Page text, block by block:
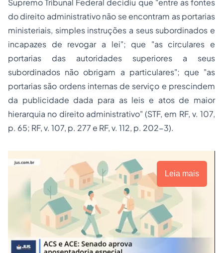
Supremo Tribunal Federal decidiu que "entre as fontes
do direito administrativo não se encontram as portarias
ministeriais, simples instruções a seus subordinados e
incapazes de revogar a lei"; que "as circulares e
portarias das autoridades superiores a seus
subordinados não obrigam a particulares"; que "as
portarias são ordens internas de serviço e prescindem
da publicidade dada para as leis e atos de maior
hierarquia no direito administrativo" (STF, em RF, v. 107,
p. 65; RF, v. 107, p. 277 e RF, v. 112, p. 202-3).
Leia mais